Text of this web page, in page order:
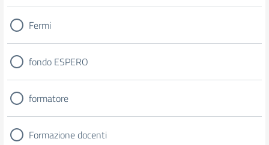
Fermi
fondo ESPERO
formatore
Formazione docenti